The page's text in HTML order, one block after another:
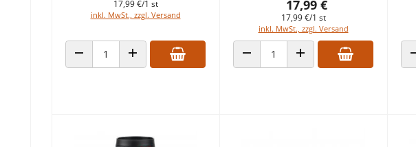
17,99 €/1 st
inkl. MwSt., zzgl. Versand
ANZAHL VERRINGERNANZAHL ERHÖHEN
17,99 €
17,99 €/1 st
inkl. MwSt., zzgl. Versand
ANZAHL VERRINGERNANZAHL ERHÖHEN